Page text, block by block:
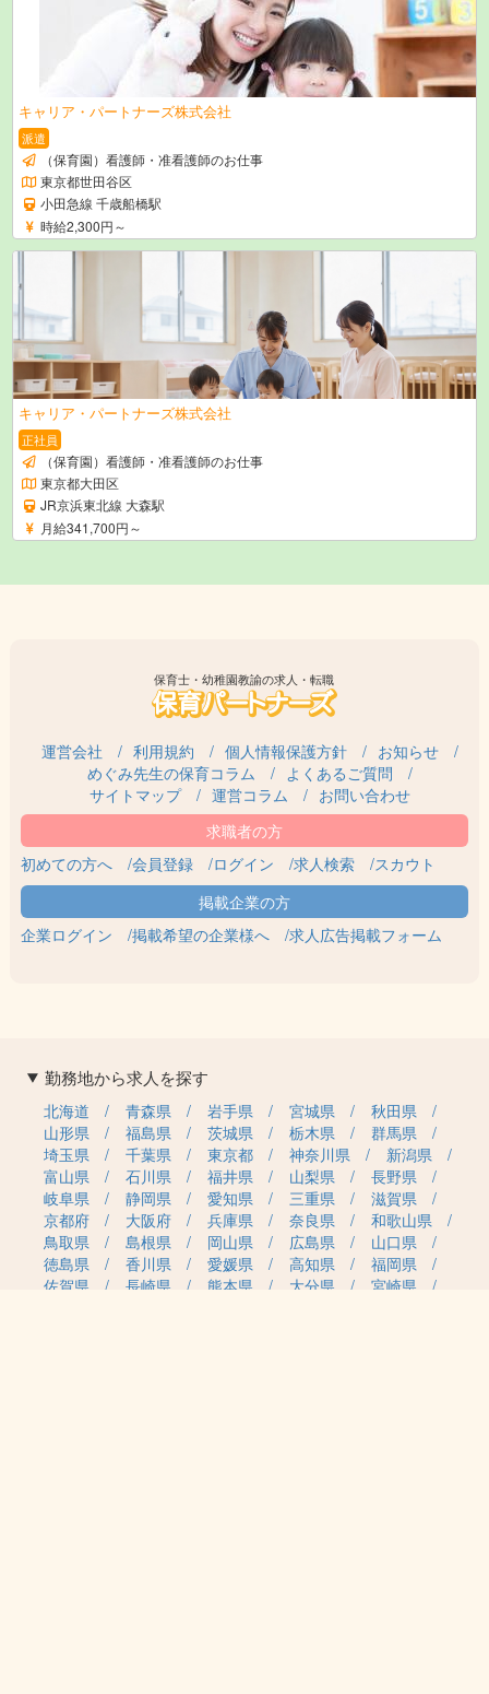
キャリア・パートナーズ株式会社
派遣
（保育園）看護師・准看護師のお仕事
東京都世田谷区
小田急線 千歳船橋駅
時給2,300円～
キャリア・パートナーズ株式会社
正社員
（保育園）看護師・准看護師のお仕事
東京都大田区
JR京浜東北線 大森駅
月給341,700円～
保育士・幼稚園教諭の求人・転職
運営会社 利用規約 個人情報保護方針
お知らせ
めぐみ先生の保育コラム
よくあるご質問
サイトマップ
運営コラム お問い合わせ
初めての方へ 会員登録 ログイン 求人検索 スカウト
企業ログイン 掲載希望の企業様へ 求人広告掲載フォーム
勤務地から求人を探す
北海道 青森県 岩手県 宮城県
秋田県
山形県
福島県 茨城県 栃木県
群馬県
埼玉県
千葉県 東京都 神奈川県
新潟県
富山県
石川県 福井県 山梨県
長野県
岐阜県
静岡県 愛知県 三重県
滋賀県
京都府
大阪府 兵庫県 奈良県
和歌山県
鳥取県
島根県 岡山県 広島県
山口県
徳島県
香川県 愛媛県 高知県
福岡県
佐賀県
長崎県 熊本県 大分県
宮崎県